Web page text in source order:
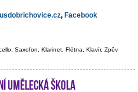
, Facebook
Saxofon, Klarinet, Flétna, Klavír, Zpěv
umělecká škola